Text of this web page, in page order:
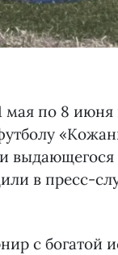
мая по 8
выдающегося
в пресс-
с богатой